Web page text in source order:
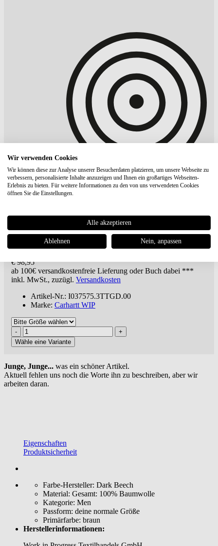
Carhartt WIP Kade Cargo Pant
€ 98,95
ab 100€ versandkostenfreie Lieferung oder Buch dabei ***
inkl. MwSt., zuzügl. Versandkosten
Artikel-Nr.: I037575.3TTGD.00
Marke: Carhartt WIP
Wähle eine Variante
Junge, Junge... was ein schöner Artikel.
Aktuell fehlen uns noch die Worte ihn zu beschreiben, aber wir
arbeiten daran.
Eigenschaften
Produktsicherheit
Farbe-Hersteller: Dark Beech
Material: Gesamt: 100% Baumwolle
Kategorie: Men
Passform: deine normale Größe
Primärfarbe: braun
Herstellerinformationen:
Wir verwenden Cookies
Wir können diese zur Analyse unserer Besucherdaten platzieren, um unsere Webseite zu
verbessern, personalisierte Inhalte anzuzeigen und Ihnen ein großartiges Webseiten-
Erlebnis zu bieten. Für weitere Informationen zu den von uns verwendeten Cookies
öffnen Sie die Einstellungen.
Alle akzeptieren
Ablehnen Nein, anpassen